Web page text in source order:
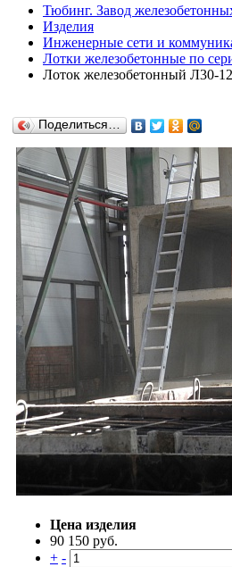
Тюбинг. Завод
Изделия
Инженерные сети и
Лотки железобетонные по
Лоток железобетонный Л30-
Поделиться…
Цена изделия
90 150 руб.
+ -